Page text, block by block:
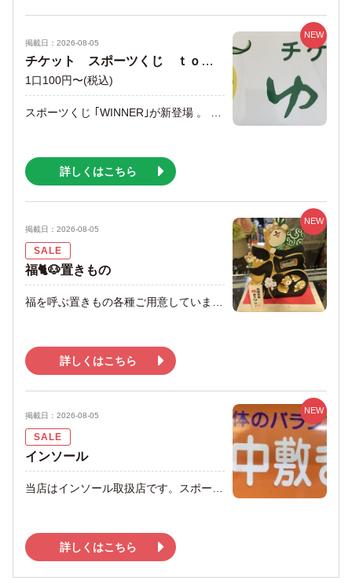
掲載日：2026-08-05
NEW
チケット スポーツくじ ｔｏｔｏ BIG WINNER 好評発売中
1口100円〜(税込)
詳しくはこちら
掲載日：2026-08-05
NEW
SALE
福🐈🐶置きもの
詳しくはこちら
掲載日：2026-08-05
NEW
SALE
インソール
詳しくはこちら